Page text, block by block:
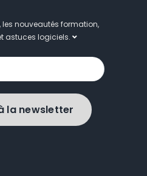
les nouveautés formation,
astuces logiciels.
la newsletter